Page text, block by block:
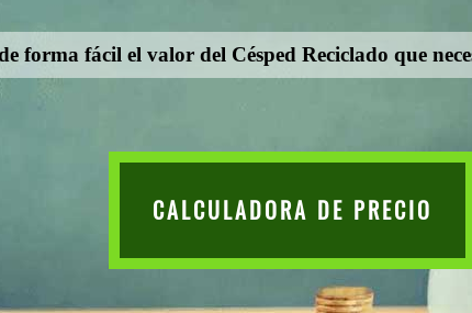
forma fácil el valor del Césped Reciclado que
CALCULADORA DE PRECIO